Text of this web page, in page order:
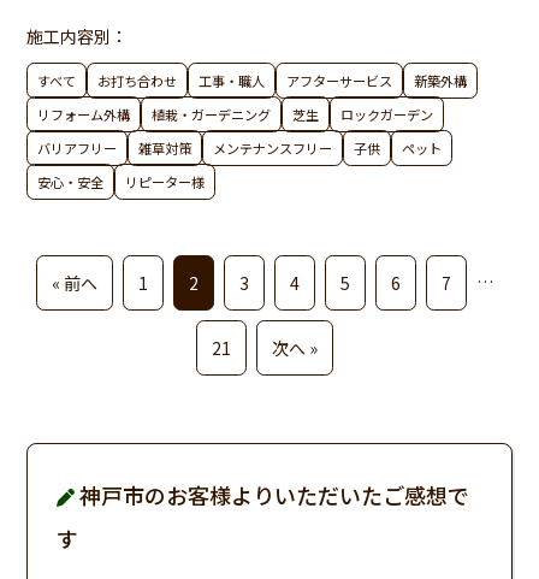
施工内容別：
すべて お打ち合わせ 工事・職人 アフターサービス
新築外構
リフォーム外構
植栽・ガーデニング 芝生
ロックガーデン
バリアフリー
雑草対策 メンテナンスフリー 子供
ペット
安心・安全
リピーター様
« 前へ 1 2 3 4 5 6 7 …
21 次へ »
神戸市のお客様よりいただいたご感想で
す